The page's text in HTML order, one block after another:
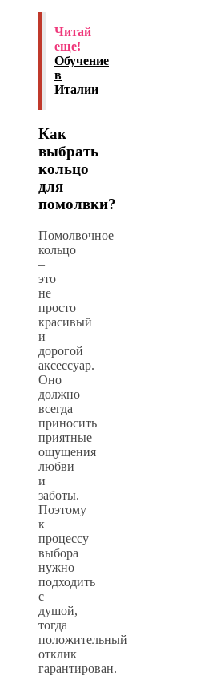
Читай
еще!
Обучение
в
Италии
Как
выбрать
кольцо
для
помолвки?
Помолвочное
кольцо
–
это
не
просто
красивый
и
дорогой
аксессуар.
Оно
должно
всегда
приносить
приятные
ощущения
любви
и
заботы.
Поэтому
к
процессу
выбора
нужно
подходить
с
душой,
тогда
положительный
отклик
гарантирован.